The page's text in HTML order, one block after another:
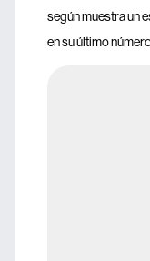
según muestra un
en su último